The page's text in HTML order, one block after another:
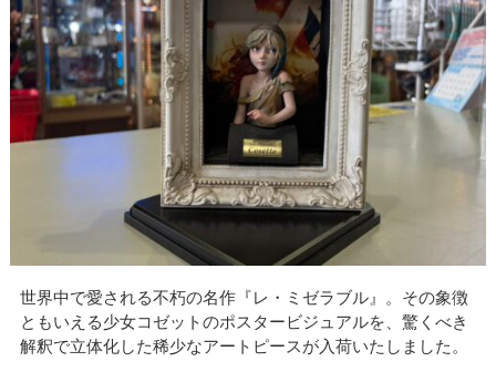
世界中で愛される不朽の名作『レ・ミゼラブル』。その象徴
ともいえる少女コゼットのポスタービジュアルを、驚くべき
解釈で立体化した稀少なアートピースが入荷いたしました。